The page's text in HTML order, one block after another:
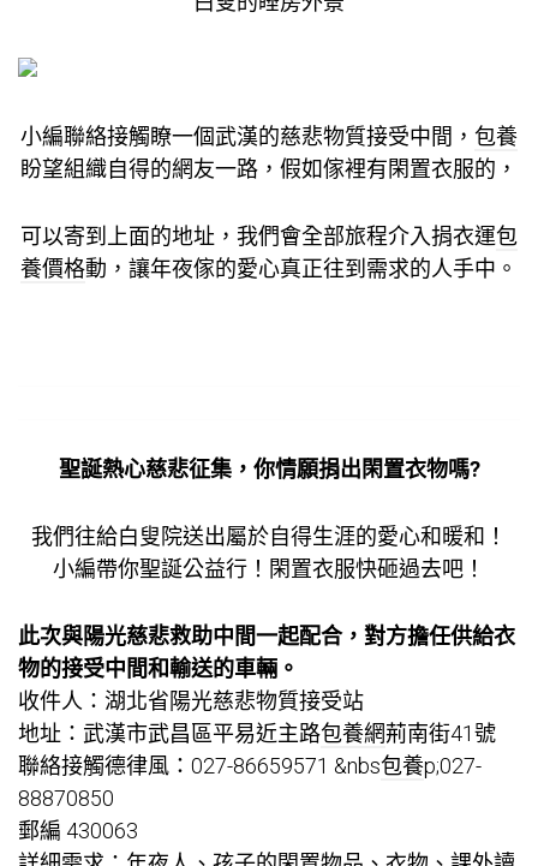
小編聯絡接觸瞭一個武漢的慈悲物質接受中間， 包養
盼望組織自得的網友一路，假如傢裡有閑置衣服的，
可以寄到上面的地址，我們會全部旅程介入捐衣運包
養價格動，讓年夜傢的愛心真正往到需求的人手中。
聖誕熱心慈悲征集，你情願捐出閑置衣物嗎?
我們往給白叟院送出屬於自得生涯的愛心和暖和！
小編帶你聖誕公益行！閑置衣服快砸過去吧！
此次與陽光慈悲救助中間一起配合，對方擔任供給衣
物的接受中間和輸送的車輛。
收件人：湖北省陽光慈悲物質接受站
地址：武漢市武昌區平易近主路包養網荊南街41號
聯絡接觸德律風：027-86659571 &nbs包養p;027-
88870850
郵編 430063